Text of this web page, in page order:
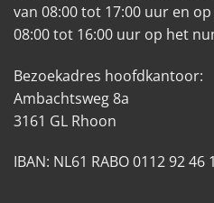
van 08:00 tot 17:00 uur en
08:00 tot 16:00 uur op het
Bezoekadres hoofdkantoor:
Ambachtsweg 8a
3161 GL Rhoon
IBAN: NL61 RABO 0112 92 46